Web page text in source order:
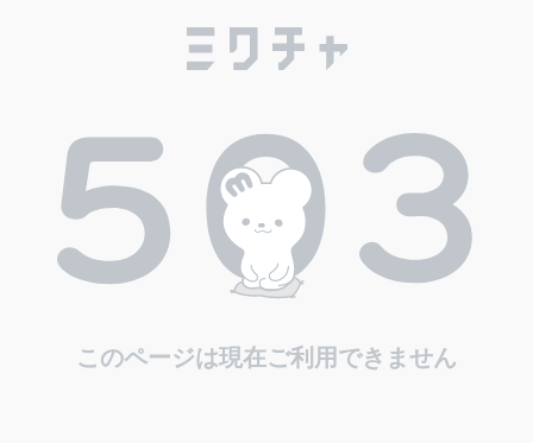
このページは現在ご利用できません